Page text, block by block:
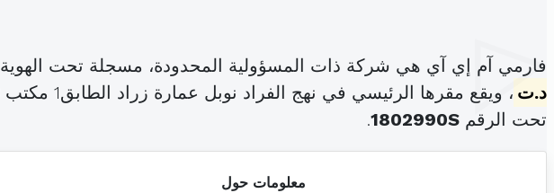
فارمي آم إي آي هي شركة ذات المسؤولية المحدودة، مسجلة تحت الهوية
د.ت ، ويقع مقرها الرئيسي في نهج الفراد نوبل عمارة زراد الطابق1 مكتب BM3 ضفاف البحيرة3 المرسى (
تحت الرقم 1802990S
.
معلومات حول